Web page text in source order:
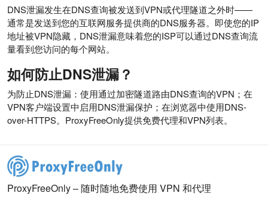
DNS泄漏发生在DNS查询被发送到VPN或代理隧道之外时——
通常是发送到您的互联网服务提供商的DNS服务器。即使您的IP
地址被VPN隐藏，DNS泄漏意味着您的ISP可以通过DNS查询流
量看到您访问的每个网站。
如何防止DNS泄漏？
为防止DNS泄漏：使用通过加密隧道路由DNS查询的VPN；在
VPN客户端设置中启用DNS泄漏保护；在浏览器中使用DNS-
over-HTTPS。ProxyFreeOnly提供免费代理和VPN列表。
ProxyFreeOnly – 随时随地免费使用 VPN 和代理